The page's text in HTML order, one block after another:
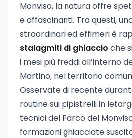
Monviso, la natura offre
e affascinanti. Tra questi,
straordinari ed effimeri è
stalagmiti di ghiaccio che
i mesi più freddi all’interno
Martino, nel territorio
Osservate di recente
routine sui pipistrelli in
tecnici del Parco del
formazioni ghiacciate